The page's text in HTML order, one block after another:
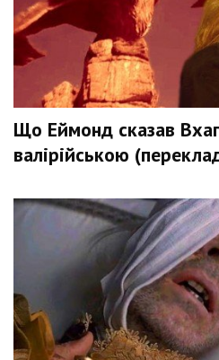
Що Еймонд сказав
валірійською